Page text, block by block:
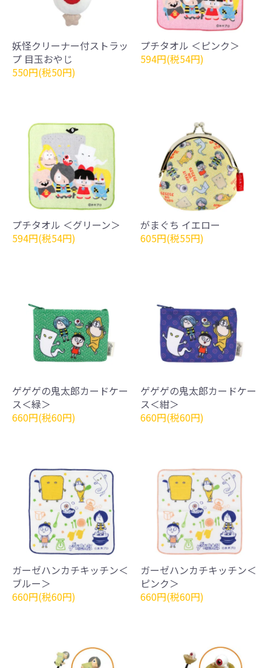
妖怪クリーナー付ストラッ
プ 目玉おやじ
550円(税50円)
プチタオル ＜ピンク＞
594円(税54円)
プチタオル ＜グリーン＞
594円(税54円)
がまぐち イエロー
605円(税55円)
ゲゲゲの鬼太郎カードケー
ス＜緑＞
660円(税60円)
ゲゲゲの鬼太郎カードケー
ス＜紺＞
660円(税60円)
ガーゼハンカチキッチン＜
ブルー＞
660円(税60円)
ガーゼハンカチキッチン＜
ピンク＞
660円(税60円)